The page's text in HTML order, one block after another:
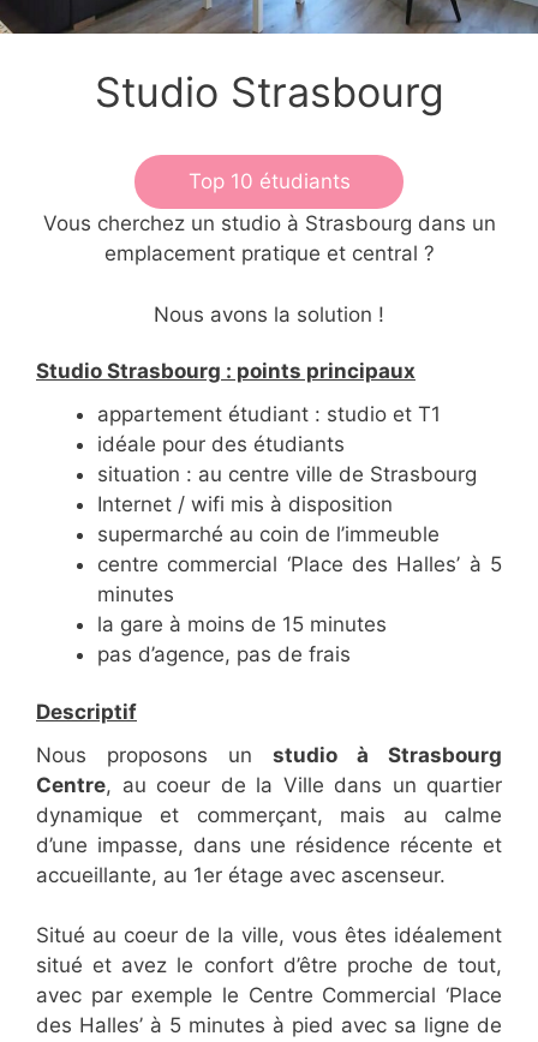
Studio Strasbourg
Top 10 étudiants
Vous cherchez un studio à Strasbourg dans un
emplacement pratique et central ?
Nous avons la solution !
Studio Strasbourg : points principaux
appartement étudiant : studio et T1
idéale pour des étudiants
situation : au centre ville de Strasbourg
Internet / wifi mis à disposition
supermarché au coin de l’immeuble
centre commercial ‘Place des Halles’ à 5
minutes
la gare à moins de 15 minutes
pas d’agence, pas de frais
Descriptif
Nous proposons un studio à Strasbourg
Centre, au coeur de la Ville dans un quartier
dynamique et commerçant, mais au calme
d’une impasse, dans une résidence récente et
accueillante, au 1er étage avec ascenseur.
Situé au coeur de la ville, vous êtes idéalement
situé et avez le confort d’être proche de tout,
avec par exemple le Centre Commercial ‘Place
des Halles’ à 5 minutes à pied avec sa ligne de